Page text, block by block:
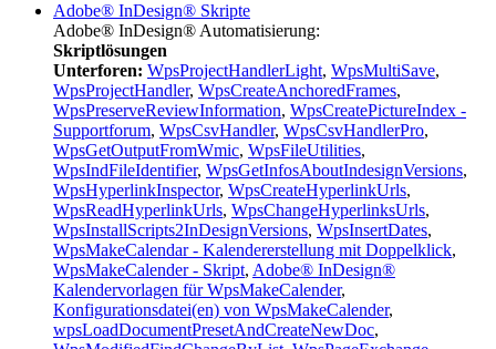
Adobe® InDesign® Skripte
Adobe® InDesign® Automatisierung:
Skriptlösungen
Unterforen: WpsProjectHandlerLight, WpsMultiSave,
WpsProjectHandler, WpsCreateAnchoredFrames,
WpsPreserveReviewInformation, WpsCreatePictureIndex -
Supportforum, WpsCsvHandler, WpsCsvHandlerPro,
WpsGetOutputFromWmic, WpsFileUtilities,
WpsIndFileIdentifier, WpsGetInfosAboutIndesignVersions,
WpsHyperlinkInspector, WpsCreateHyperlinkUrls,
WpsReadHyperlinkUrls, WpsChangeHyperlinksUrls,
WpsInstallScripts2InDesignVersions, WpsInsertDates,
WpsMakeCalendar - Kalendererstellung mit Doppelklick,
WpsMakeCalender - Skript, Adobe® InDesign®
Kalendervorlagen für WpsMakeCalender,
Konfigurationsdatei(en) von WpsMakeCalender,
wpsLoadDocumentPresetAndCreateNewDoc,